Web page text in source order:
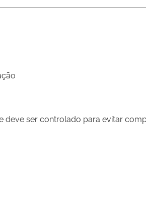
deve ser controlado para evitar